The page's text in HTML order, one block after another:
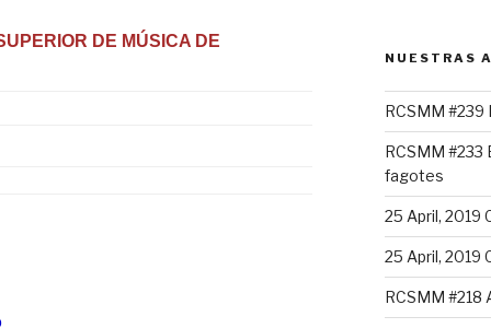
DE MÚSICA DE
NUESTRAS
RCSMM #239
RCSMM
fagotes
25 April, 2019
25 April, 2019
RCSMM #218